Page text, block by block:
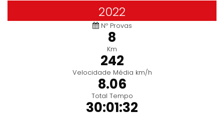
2022
Nº Provas
8
Km
242
Velocidade Média km/h
8.06
Total Tempo
30:01:32